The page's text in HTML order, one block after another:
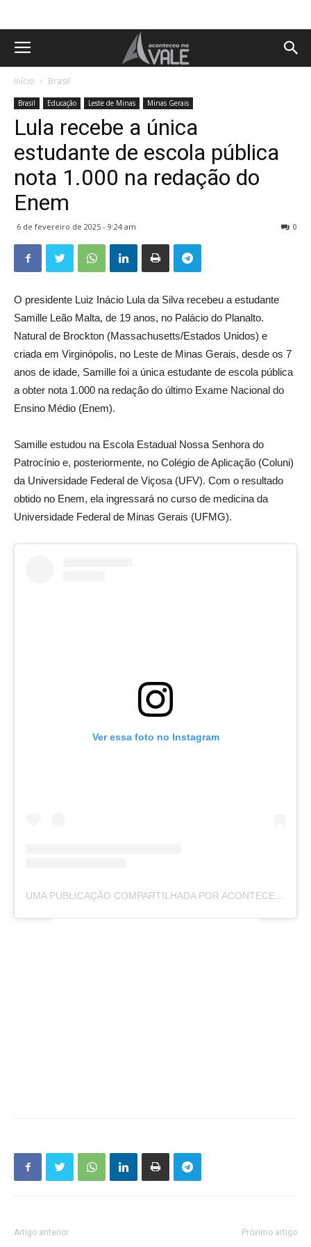
Início Brasil
Brasil Educação Leste de Minas Minas Gerais
Lula recebe a única
estudante de escola pública
nota 1.000 na redação do
Enem
6 de fevereiro de 2025 - 9:24 am 0
O presidente Luiz Inácio Lula da Silva recebeu a estudante
Samille Leão Malta, de 19 anos, no Palácio do Planalto.
Natural de Brockton (Massachusetts/Estados Unidos) e
criada em Virginópolis, no Leste de Minas Gerais, desde os 7
anos de idade, Samille foi a única estudante de escola pública
a obter nota 1.000 na redação do último Exame Nacional do
Ensino Médio (Enem).
Samille estudou na Escola Estadual Nossa Senhora do
Patrocínio e, posteriormente, no Colégio de Aplicação (Coluni)
da Universidade Federal de Viçosa (UFV). Com o resultado
obtido no Enem, ela ingressará no curso de medicina da
Universidade Federal de Minas Gerais (UFMG).
Ver essa foto no Instagram
UMA PUBLICAÇÃO COMPARTILHADA POR ACONTECEU NO VALE (@ACONTECEUNOVALE)
Artigo anterior Próximo artigo